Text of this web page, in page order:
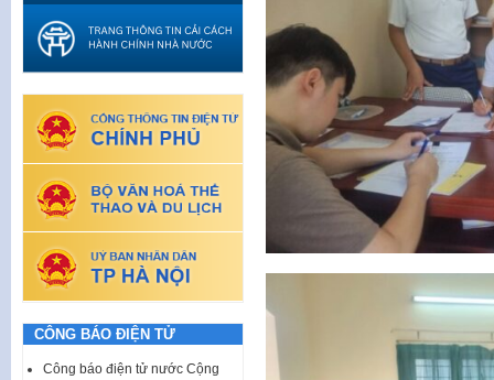
CÔNG BÁO ĐIỆN TỬ
Công báo điện tử nước Cộng